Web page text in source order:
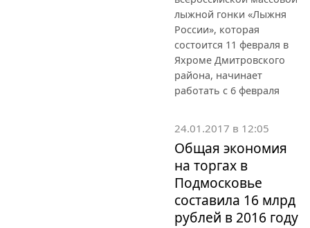
лыжной гонки «Лыжня
России», которая
состоится 11 февраля в
Яхроме Дмитровского
района, начинает
работать с 6 февраля
24.01.2017 в 12:05
Общая экономия
на торгах в
Подмосковье
составила 16 млрд
рублей в 2016 году